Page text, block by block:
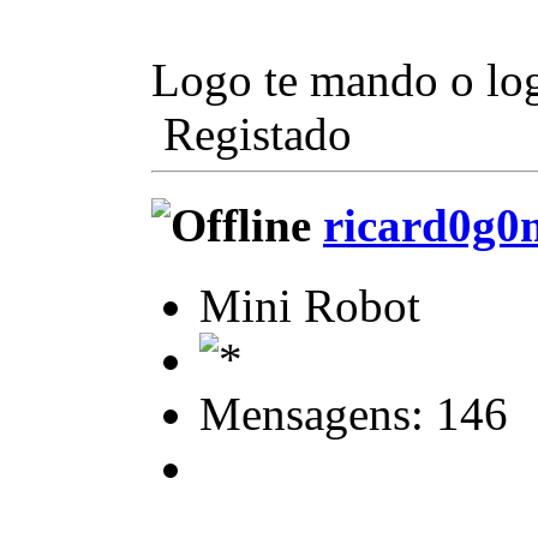
Logo te mando o
Registado
Mini Robot
Mensagens: 146